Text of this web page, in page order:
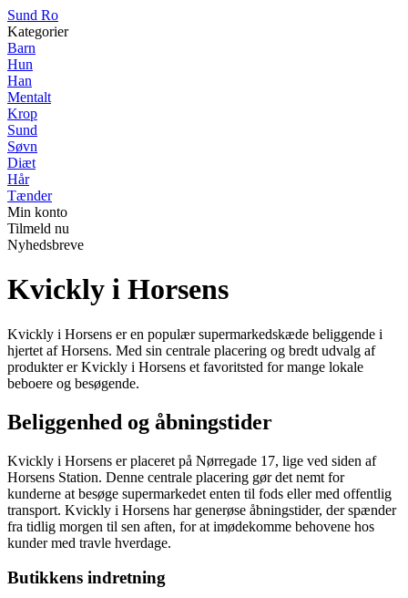
Sund Ro
Kategorier
Barn
Hun
Han
Mentalt
Krop
Sund
Søvn
Diæt
Hår
Tænder
Min konto
Tilmeld nu
Nyhedsbreve
Kvickly i Horsens
Kvickly i Horsens er en populær supermarkedskæde beliggende i
hjertet af Horsens. Med sin centrale placering og bredt udvalg af
produkter er Kvickly i Horsens et favoritsted for mange lokale
beboere og besøgende.
Beliggenhed og åbningstider
Kvickly i Horsens er placeret på Nørregade 17, lige ved siden af
Horsens Station. Denne centrale placering gør det nemt for
kunderne at besøge supermarkedet enten til fods eller med offentlig
transport. Kvickly i Horsens har generøse åbningstider, der spænder
fra tidlig morgen til sen aften, for at imødekomme behovene hos
kunder med travle hverdage.
Butikkens indretning